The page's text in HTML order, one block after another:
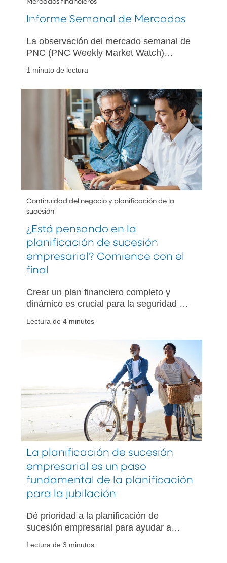
Mercados financieros
Informe Semanal de Mercados
La observación del mercado semanal de
PNC (PNC Weekly Market Watch)
anterior y fue diseñada para brindar la
perspectiva de PNC con respecto a los
acontecimientos tanto del mercado
estadounidense como de los mercados
internacionales.
1 minuto de lectura
Continuidad del negocio y planificación de la
sucesión
¿Está pensando en la
planificación de sucesión
empresarial? Comience con el
final
Crear un plan financiero completo y
dinámico es crucial para la seguridad en
Lectura de 4 minutos
La planificación de sucesión
empresarial es un paso
fundamental de la planificación
para la jubilación
Dé prioridad a la planificación de
sucesión empresarial para ayudar a
Lectura de 3 minutos